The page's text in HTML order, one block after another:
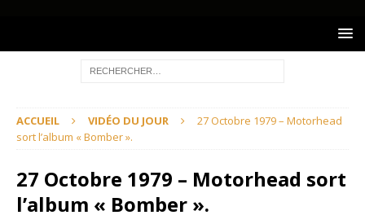
ACCUEIL VIDÉO DU JOUR
27 Octobre 1979 – Motorhead
sort l’album « Bomber ».
27 Octobre 1979 – Motorhead sort
l’album « Bomber ».